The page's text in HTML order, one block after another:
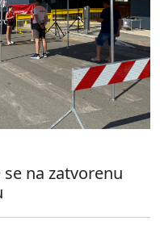
na zatvorenu